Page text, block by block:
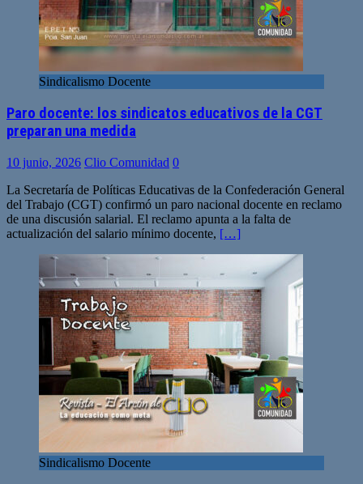
Sindicalismo Docente
Paro docente: los sindicatos educativos de la CGT
preparan una medida
10 junio, 2026 Clio Comunidad 0
La Secretaría de Políticas Educativas de la Confederación General
del Trabajo (CGT) confirmó un paro nacional docente en reclamo
de una discusión salarial. El reclamo apunta a la falta de
actualización del salario mínimo docente, […]
Sindicalismo Docente